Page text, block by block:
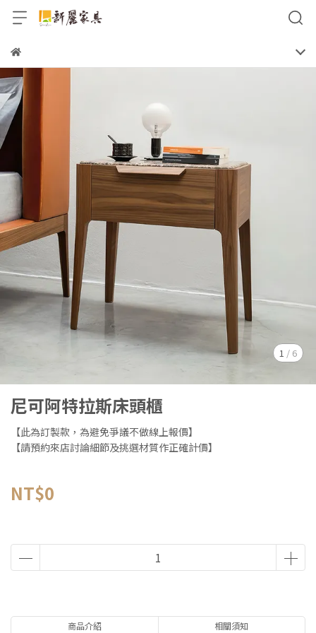
1 / 6
尼可阿特拉斯床頭櫃
【此為訂製款，為避免爭議不做線上報價】
【請預約來店討論細節及挑選材質作正確計價】
NT$0
商品介紹 相關須知